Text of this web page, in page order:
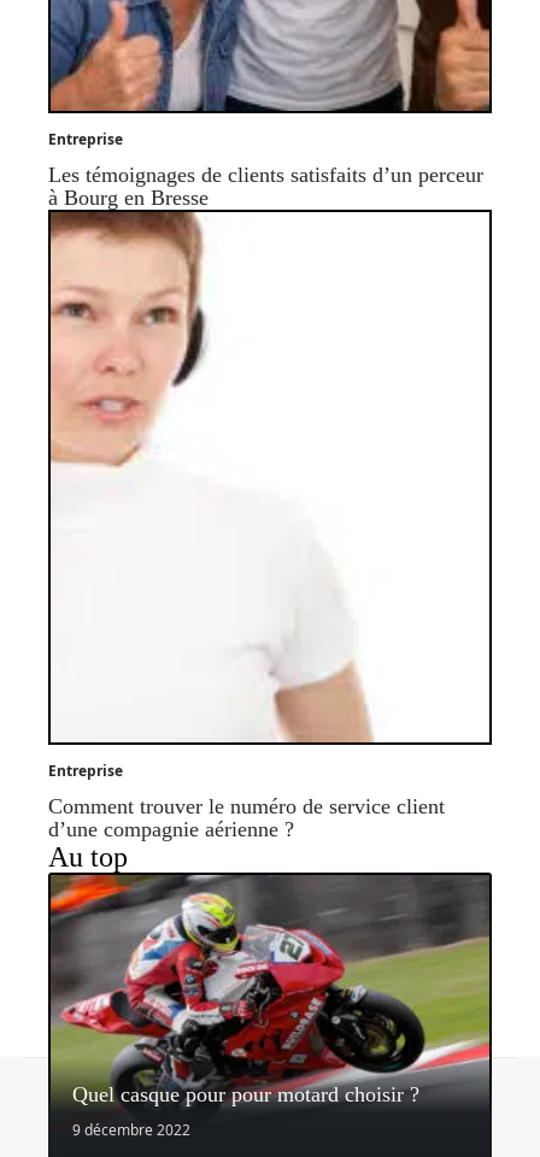
Entreprise
Les témoignages de clients satisfaits d’un perceur
à Bourg en Bresse
Entreprise
Comment trouver le numéro de service client
d’une compagnie aérienne ?
Au top
Quel casque pour pour motard choisir ?
9 décembre 2022© 2026 | sidonieetgedeon.fr
Contact Mentions légales Sitemap